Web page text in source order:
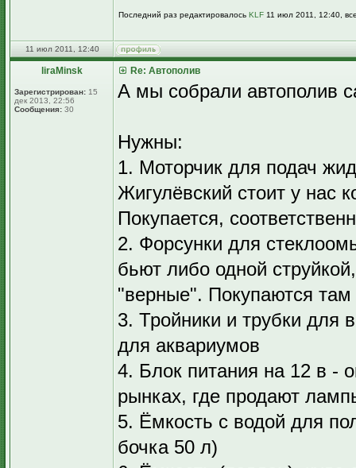
Последний раз редактировалось KLF 11 июл 2011, 12:40,
11 июл 2011, 12:40
liraMinsk
Зарегистрирован: 15
дек 2013, 22:56
Сообщения: 30
Re: Автополив
А мы собрали автополив
Нужны:
1. Моторчик для подач
Жигулёвский стоит у нас
Покупается,
2. Форсунки для
бьют либо одной
"верные". Покупаются
3. Тройники и трубки для
для аквариумов
4. Блок питания на 12 в -
рынках, где продают
5. Ёмкость с водой для
бочка 50 л)